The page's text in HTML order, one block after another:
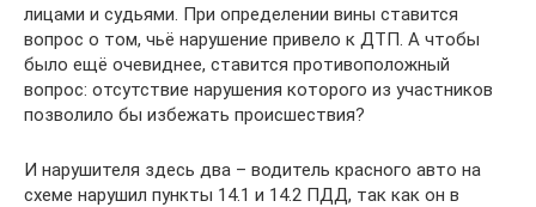
лицами и судьями. При определении вины ставится
вопрос о том, чьё нарушение привело к ДТП. А чтобы
было ещё очевиднее, ставится противоположный
вопрос: отсутствие нарушения которого из участников
позволило бы избежать происшествия?
И нарушителя здесь два – водитель красного авто на
схеме нарушил пункты 14.1 и 14.2 ПДД, так как он в